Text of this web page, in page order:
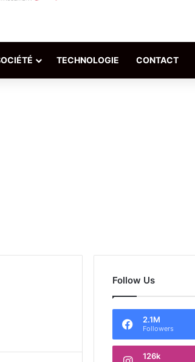
TECHNOLOGIE CONTACT
Follow Us
2.1M
Followers
126k